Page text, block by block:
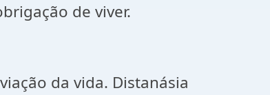
de viver.
da vida. Distanásia